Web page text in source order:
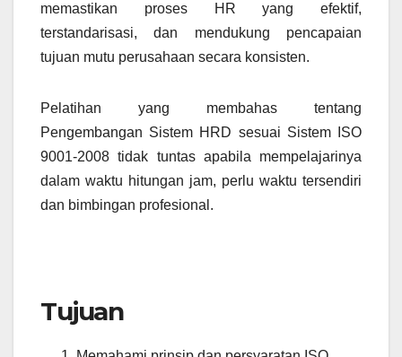
memastikan proses HR yang efektif,
terstandarisasi, dan mendukung pencapaian
tujuan mutu perusahaan secara konsisten.
Pelatihan yang membahas tentang
Pengembangan Sistem HRD sesuai Sistem ISO
9001-2008 tidak tuntas apabila mempelajarinya
dalam waktu hitungan jam, perlu waktu tersendiri
dan bimbingan profesional.
Tujuan